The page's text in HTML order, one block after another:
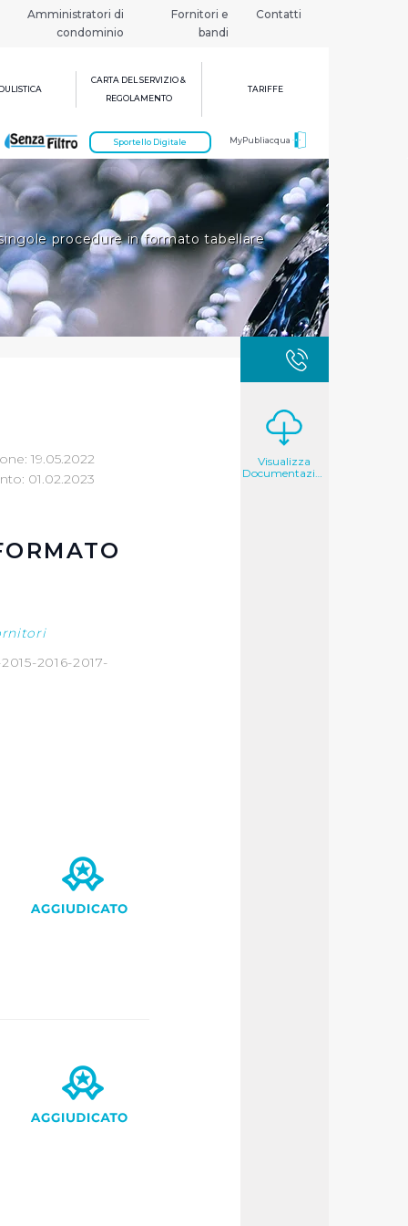
Amministratori di
condominio
Fornitori e
bandi
Contatti
CARTA DEL SERVIZIO &
REGOLAMENTO
TARIFFE
MyPubliacqua
Sportello Digitale
procedure in formato tabellare
19.05.2022
01.02.2023
2016-2017-
Visualizza
Documentazione